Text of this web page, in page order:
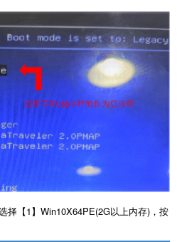
择【1】Win10X64PE(2G以上内存)，按